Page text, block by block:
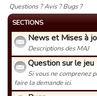
Questions ? Avis ? Bugs ?
SECTIONS
News et Mises à
Descriptions des MAJ
Question sur le jeu
Si vous ne comprenez
faire la demande ici.